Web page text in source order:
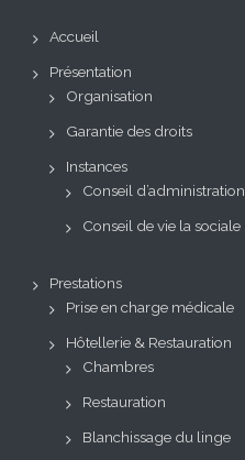
Accueil
Présentation
Organisation
Garantie des droits
Instances
Conseil d’administration
Conseil de vie la sociale
Prestations
Prise en charge médicale
Hôtellerie & Restauration
Chambres
Restauration
Blanchissage du linge